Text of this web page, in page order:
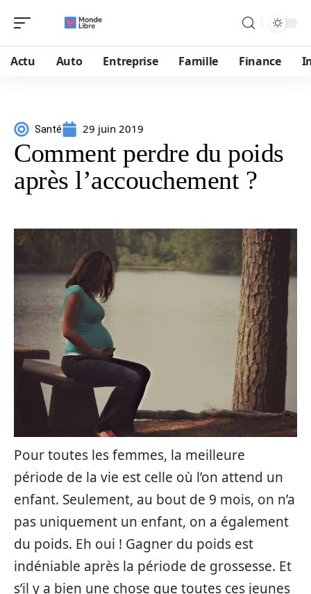
Actu Auto Entreprise Famille Finance
Santé 29 juin 2019
Comment perdre du poids
après l’accouchement ?
Pour toutes les femmes, la meilleure
période de la vie est celle où l’on attend un
enfant. Seulement, au bout de 9 mois, on n’a
pas uniquement un enfant, on a également
du poids. Eh oui ! Gagner du poids est
indéniable après la période de grossesse. Et
s’il y a bien une chose que toutes ces jeunes